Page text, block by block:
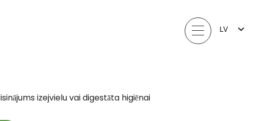
LV
izejvielu vai digestāta higiēnai